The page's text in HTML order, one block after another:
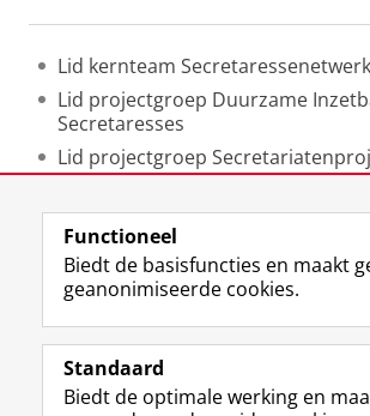
Lid kernteam Secretaressenetwerk
Lid projectgroep Duurzame
Secretaresses
Lid projectgroep
Laatst gewijzigd: 25 juni 2022 14:35
Volg de RUG
F
a
e
L
i
k
R
S
-
Studiekiezers
Functioneel
Biedt de basisfuncties en maakt
geanonimiseerde cookies.
Standaard
Biedt de optimale werking en